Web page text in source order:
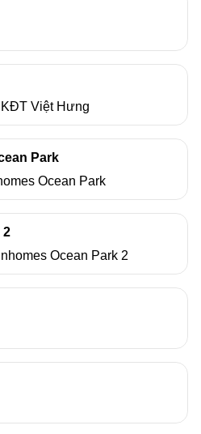
Việt Hưng
Park
Ocean Park
2
Ocean Park 2